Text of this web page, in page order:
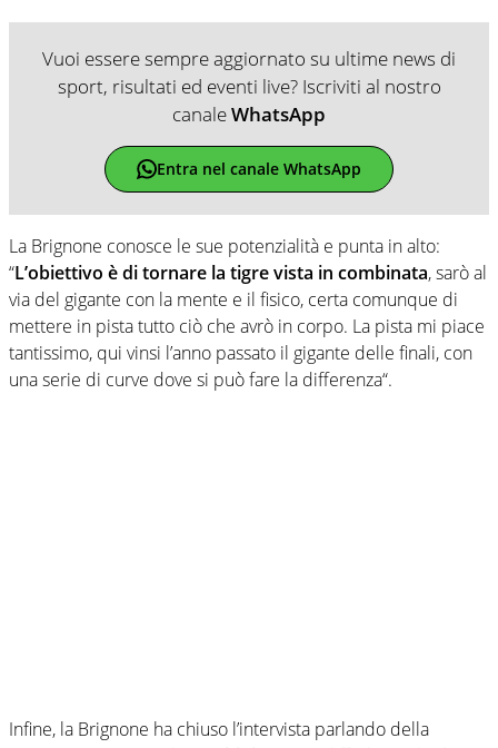
Vuoi essere sempre aggiornato su ultime news di
sport, risultati ed eventi live? Iscriviti al nostro
canaleWhatsApp
Entra nel canale WhatsApp
La Brignone conosce le sue potenzialità e punta in alto:
“L’obiettivo è di tornare la tigre vista in combinata, sarò al
via del gigante con la mente e il fisico, certa comunque di
mettere in pista tutto ciò che avrò in corpo. La pista mi piace
tantissimo, qui vinsi l’anno passato il gigante delle finali, con
una serie di curve dove si può fare la differenza“.
Infine, la Brignone ha chiuso l’intervista parlando della